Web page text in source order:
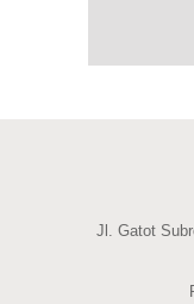
Jl. Gatot